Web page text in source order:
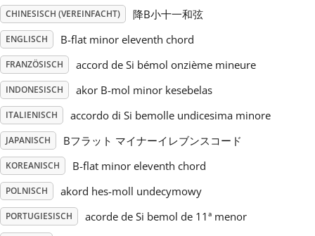
Tiếng Việt
Türkçe
简体中文
繁體中文
CHINESISCH (VEREINFACHT) 降B小十一和弦
ENGLISCH B-flat minor eleventh chord
FRANZÖSISCH accord de Si bémol onzième mineure
INDONESISCH akor B-mol minor kesebelas
ITALIENISCH accordo di Si bemolle undicesima minore
JAPANISCH Bフラット マイナーイレブンスコード
KOREANISCH B-flat minor eleventh chord
POLNISCH akord hes-moll undecymowy
PORTUGIESISCH acorde de Si bemol de 11ª menor